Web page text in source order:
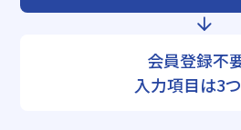
会員登録不
入力項目は3